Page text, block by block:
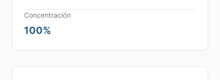
Concentración
100%